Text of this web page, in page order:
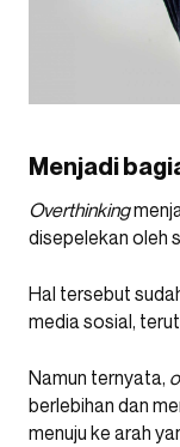
Menjadi
Overthinking
disepelekan oleh
Hal tersebut
media sosial,
Namun ternyata,
berlebihan dan
menuju ke arah